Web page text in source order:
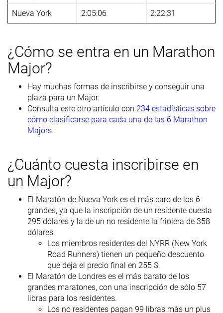
Nueva York 2:05:06 2:22:31
¿Cómo se entra en un Marathon
Major?
Hay muchas formas de inscribirse y conseguir una
plaza para un Major.
Consulta este otro artículo con 234 estadísticas sobre
cómo clasificarse para cada una de las 6 Marathon
Majors.
¿Cuánto cuesta inscribirse en
un Major?
El Maratón de Nueva York es el más caro de los 6
grandes, ya que la inscripción de un residente cuesta
295 dólares y la de un no residente la friolera de 358
dólares.
Los miembros residentes del NYRR (New York
Road Runners) tienen un pequeño descuento
que deja el precio final en 255 $.
El Maratón de Londres es el más barato de los
grandes maratones, con una inscripción de sólo 57
libras para los residentes.
Los no residentes pagan 99 libras más un plus